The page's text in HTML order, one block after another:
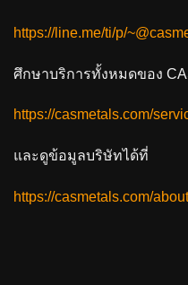
https://line.me/ti/p/
ศึกษาบริการทั้งหมดของ
https://casmetals.com/
และดูข้อมูลบริษัทได้ที่
https://casmetals.com/